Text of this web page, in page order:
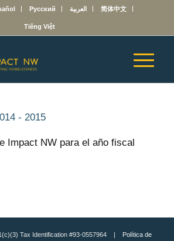
Русский العربية 简体中文
Tiếng Việt
- 2015
Impact NW para el año fiscal
Tax Identification #93-0557964 | Política de